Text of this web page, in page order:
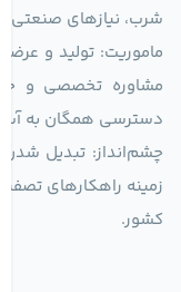
شرب، نیازهای صنعتی
ماموریت: تولید و عرضه
مشاوره تخصصی و
دسترسی همگان به آب
چشم‌انداز: تبدیل شدن
زمینه راهکارهای
کشور.